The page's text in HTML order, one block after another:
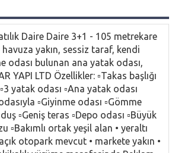
Daire Daire 3+1 - 105 metrekare
yakın, sessiz taraf, kendi
odası bulunan ana yatak odası,
YAPI LTD Özellikler: ▫️Takas başlığı
yatak odası ▫️Ana yatak odası
▫️Giyinme odası ▫️Gömme
▫️Geniş teras ▫️Depo odası ▫️Büyük
▫️Bakımlı ortak yeşil alan • yeraltı
otopark mevcut • markete yakın •